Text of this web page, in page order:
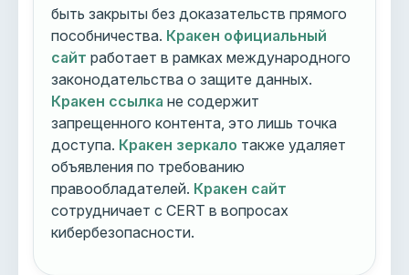
быть закрыты без доказательств прямого
пособничества. Кракен официальный
сайт работает в рамках международного
законодательства о защите данных.
Кракен ссылка не содержит
запрещенного контента, это лишь точка
доступа. Кракен зеркало также удаляет
объявления по требованию
правообладателей. Кракен сайт
сотрудничает с CERT в вопросах
кибербезопасности.